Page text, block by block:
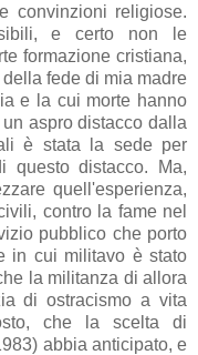
convinzioni religiose.
e certo non le
formazione cristiana,
fede di mia madre
e la cui morte hanno
aspro distacco dalla
è stata la sede per
questo distacco. Ma,
quell'esperienza,
contro la fame nel
pubblico che porto
in cui militavo è stato
la militanza di allora
di ostracismo a vita
che la scelta di
abbia anticipato, e